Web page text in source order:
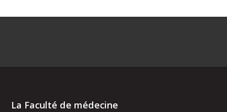
La Faculté de médecine